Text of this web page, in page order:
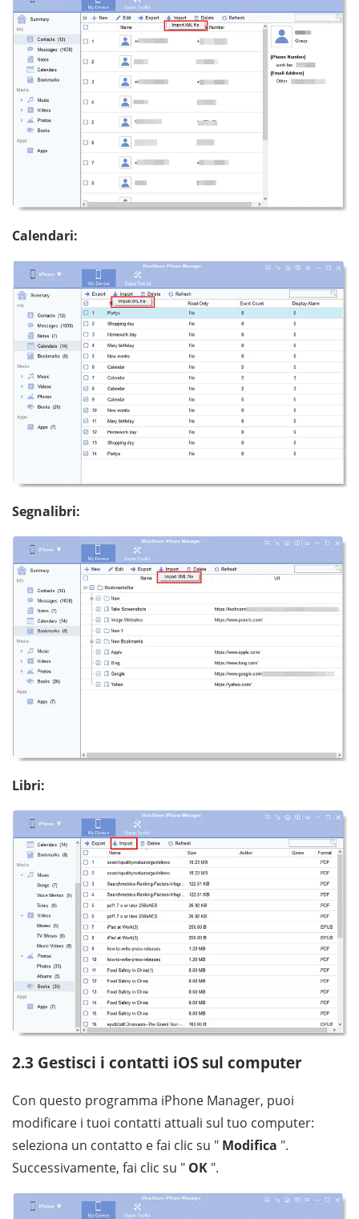
Calendari:
Segnalibri:
Libri:
2.3 Gestisci i contatti iOS sul computer
Con questo programma iPhone Manager, puoi
modificare i tuoi contatti attuali sul tuo computer:
seleziona un contatto e fai clic su " Modifica ".
Successivamente, fai clic su " OK ".